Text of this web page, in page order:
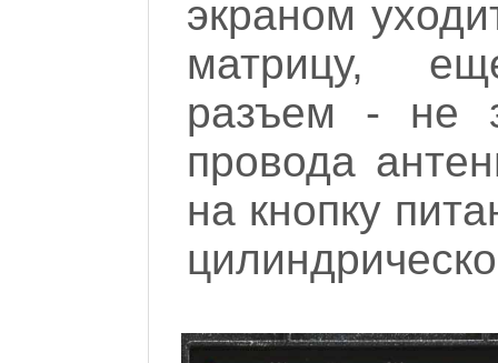
экраном
матрицу,
разъем - не
провода
на кнопку